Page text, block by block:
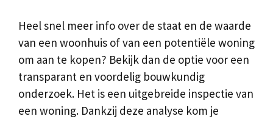
Heel snel meer info over de staat en de waarde
van een woonhuis of van een potentiële woning
om aan te kopen? Bekijk dan de optie voor een
transparant en voordelig bouwkundig
onderzoek. Het is een uitgebreide inspectie van
een woning. Dankzij deze analyse kom je